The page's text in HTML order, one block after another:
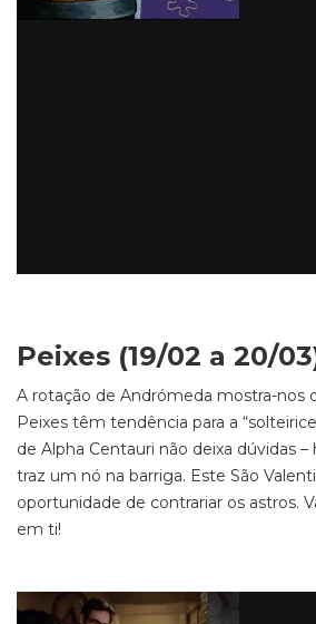
Peixes (19/02 a 20/
A rotação de Andrómeda mostra-nos
Peixes têm tendência para a
de Alpha Centauri não deixa dúvidas
traz um nó na barriga. Este São
oportunidade de contrariar os astros.
em ti!